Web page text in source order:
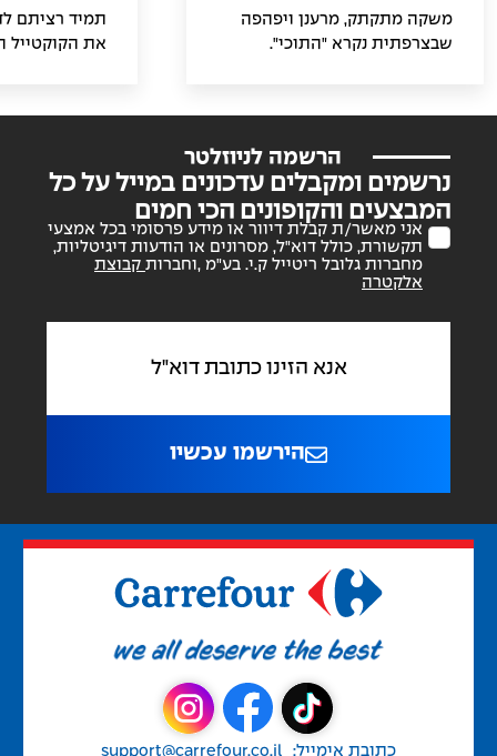
משקה מתקתק, מרענן ויפהפה
שבצרפתית נקרא "התוכי".
של התוכי. הקוקטייל מוגש בדרך
מושלמת למזג אוויר חם או
לאירועים חגיגיים.
תמיד רציתם
את הקוקטייל
הערב עם
הרשמה לניוזלטר
נרשמים ומקבלים עדכונים במייל על כל
המבצעים והקופונים הכי חמים
אני מאשר/ת קבלת דיוור או מידע פרסומי בכל אמצעי
תקשורת, כולל דוא"ל, מסרונים או הודעות דיגיטליות,
מחברות גלובל ריטייל ק.י. בע"מ ,וחברות קבוצת
אלקטרה
הירשמו עכשיו
כתובת אימייל: support@carrefour.co.il